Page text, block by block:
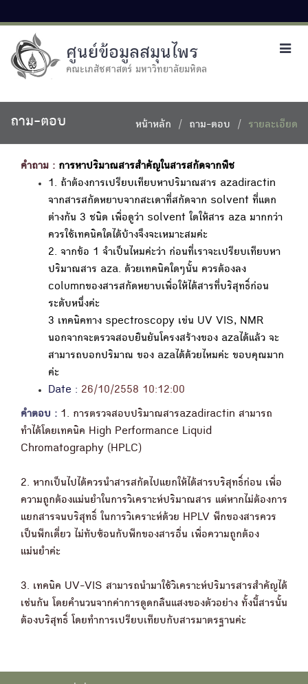
ศูนย์ข้อมูลสมุนไพร
คณะเภสัชศาสตร์ มหาวิทยาลัยมหิดล
ถาม-ตอบ หน้าหลัก ถาม-ตอบ รายละเอียด
คำถาม : การหาปริมาณสารสำคัญในสารสกัดจากพืช
1. ถ้าต้องการเปรียบเทียบหาปริมาณสาร azadiractin
จากสารสกัดหยาบจากสะเดาที่สกัดจาก solvent ที่แตก
ต่างกัน 3 ชนิด เพื่อดูว่า solvent ใดให้สาร aza มากกว่า
ควรใช้เทคนิคใดได้บ้างจึงจะเหมาะสมค่ะ
2. จากข้อ 1 จำเป็นไหมค่ะว่า ก่อนที่เราจะเปรียบเทียบหา
ปริมาณสาร aza. ด้วยเทคนิคใดๆนั้น ควรต้องลง
columnของสารสกัดหยาบเพื่อให้ได้สารที่บริสุทธิ์ก่อน
ระดับหนึ่งค่ะ
3 เทคนิคทาง spectroscopy เข่น UV VIS, NMR
นอกจากจะตรวจสอบยืนยันโครงสร้างของ azaได้แล้ว จะ
สามารถบอกปริมาณ ของ azaได้ด้วยไหมค่ะ ขอบคุณมาก
ค่ะ
Date : 26/10/2558 10:12:00
คำตอบ : 1. การตรวจสอบปริมาณสารazadiractin สามารถ
ทำได้โดยเทคนิค High Performance Liquid
Chromatography (HPLC)
2. หากเป็นไปได้ควรนำสารสกัดไปแยกให้ได้สารบริสุทธิ์ก่อน เพื่อ
ความถูกต้องแม่นยำในการวิเคราะห์ปริมาณสาร แต่หากไม่ต้องการ
แยกสารจนบริสุทธิ์ ในการวิเคราะห์ด้วย HPLV พีกของสารควร
เป็นพีกเดี่ยว ไม่ทับซ้อนกับพีกของสารอื่น เพื่อความถูกต้อง
แม่นยำค่ะ
3. เทคนิค UV-VIS สามารถนำมาใช้วิเคราะห์ปริมารสารสำคัญได้
เช่นกัน โดยคำนวนจากค่าการดูดกลืนแสงของตัวอย่าง ทั้งนี้สารนั้น
ต้องบริสุทธิ์ โดยทำการเปรียบเทียบกับสารมาตรฐานค่ะ